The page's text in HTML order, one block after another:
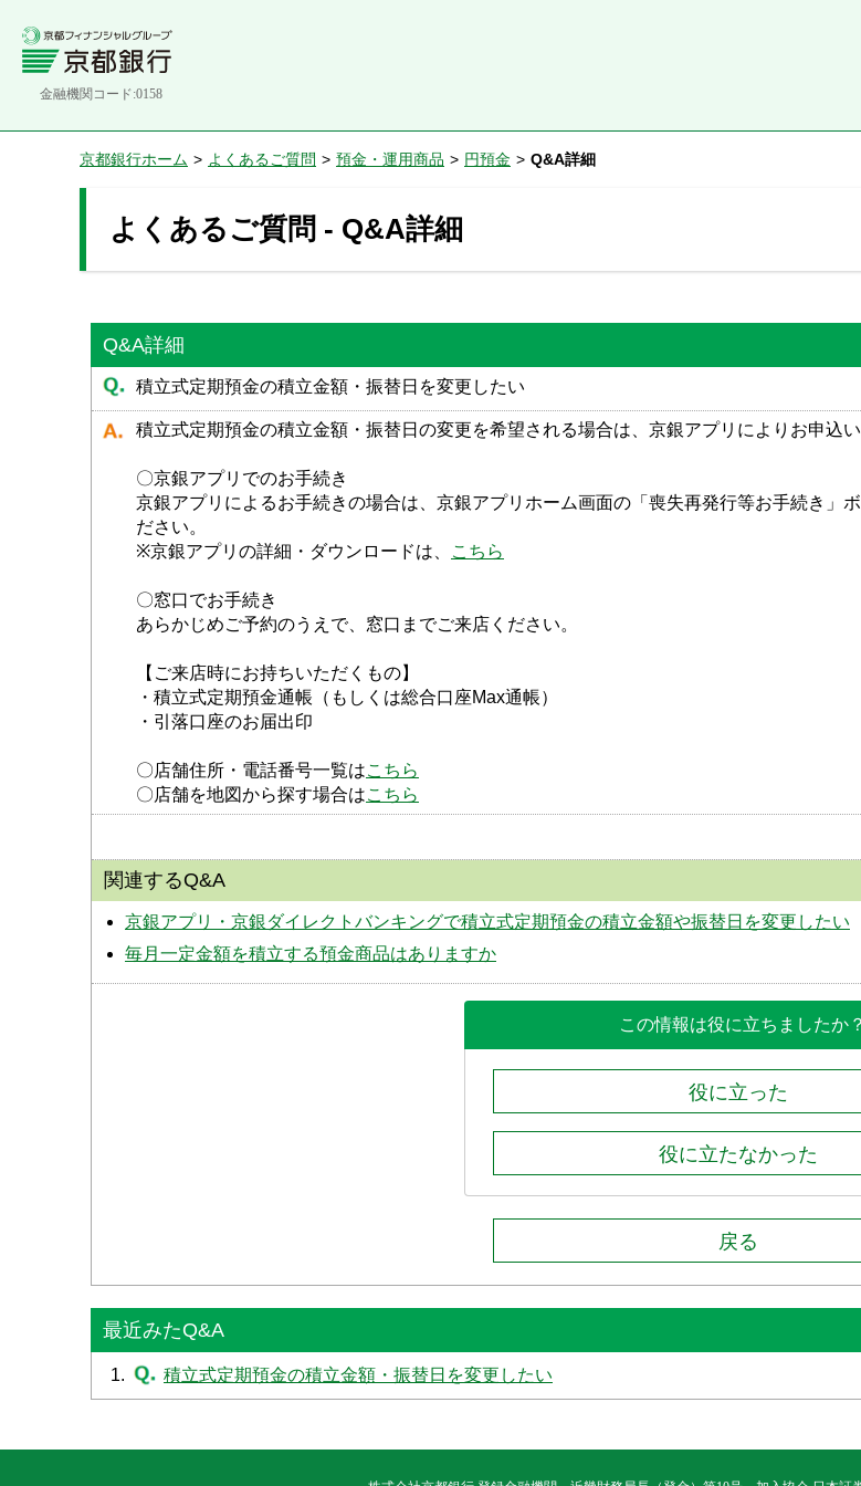
金融機関コード:0158
京都銀行ホーム > よくあるご質問 > 預金・運用商品 > 円預金 > Q&A詳細
よくあるご質問 - Q&A詳細
Q&A詳細
積立式定期預金の積立金額・振替日を変更したい
積立式定期預金の積立金額・振替日の変更を希望される場合は、京銀アプリによりお申込
〇京銀アプリでのお手続き
京銀アプリによるお手続きの場合は、京銀アプリホーム画面の「喪失再発行等お手続き」
ださい。
※京銀アプリの詳細・ダウンロードは、
こちら
〇窓口でお手続き
あらかじめご予約のうえで、窓口までご来店ください。
【ご来店時にお持ちいただくもの】
・積立式定期預金通帳（もしくは総合口座Max通帳）
・引落口座のお届出印
〇店舗住所・電話番号一覧はこちら
〇店舗を地図から探す場合はこちら
関連するQ&A
京銀アプリ・京銀ダイレクトバンキングで積立式定期預金の積立金額や振替日を変更したい
毎月一定金額を積立する預金商品はありますか
この情報は役に立ちましたか？
役に立った
役に立たなかった
戻る
最近みたQ&A
1. 積立式定期預金の積立金額・振替日を変更したい